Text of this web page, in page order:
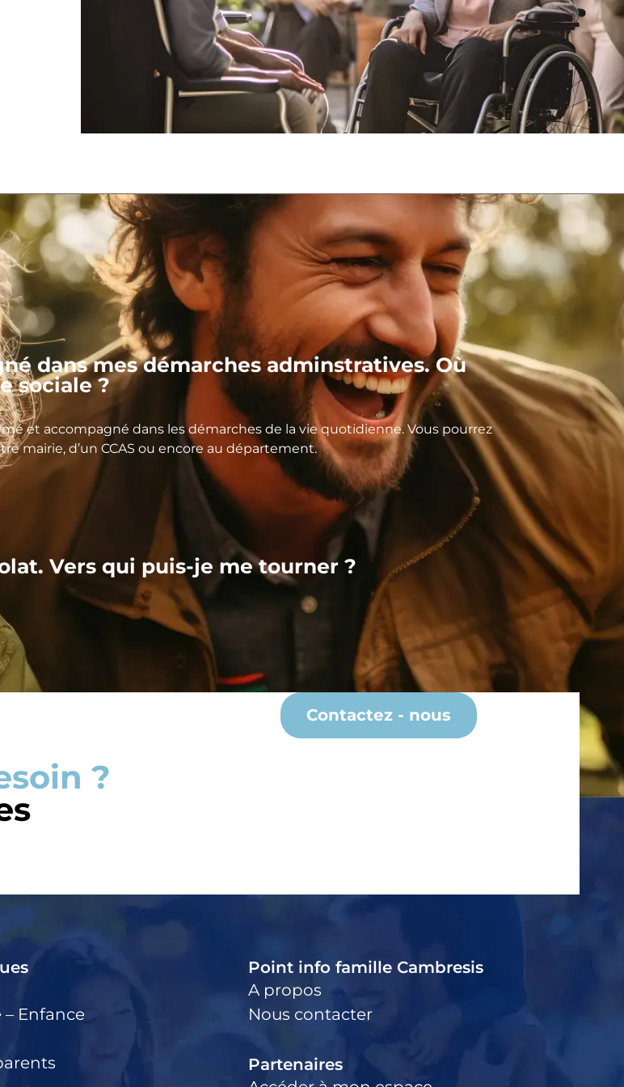
dans mes démarches adminstratives. Où
sociale ?
et accompagné dans les démarches de la vie quotidienne. Vous pourrez
mairie, d’un CCAS ou encore au département.
Vers qui puis-je me tourner ?
?
Contactez - nous
– Enfance
Point info famille Cambresis
A propos
Nous contacter
Partenaires